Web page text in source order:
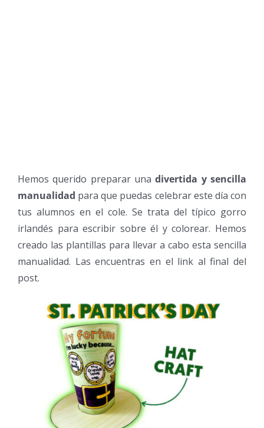
Hemos querido preparar unadivertida y sencilla
manualidad para que puedas celebrar este día con
tus alumnos en el cole. Se trata del típico gorro
irlandés para escribir sobre él y colorear. Hemos
creado las plantillas para llevar a cabo esta sencilla
manualidad. Las encuentras en el link al final del
post.